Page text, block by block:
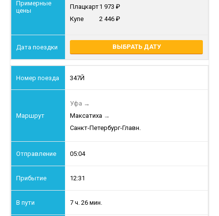
Плацкарт1 973
Купе
2 446
ВЫБРАТЬ ДАТУ
347Й
Уфа →
Максатиха →
Санкт-Петербург-Главн.
05:04
12:31
7 ч. 26 мин.